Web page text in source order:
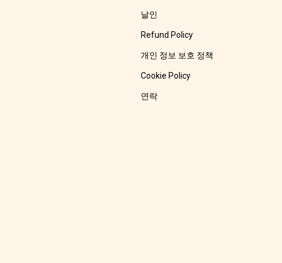
날인
Refund Policy
개인 정보 보호 정책
Cookie Policy
연락